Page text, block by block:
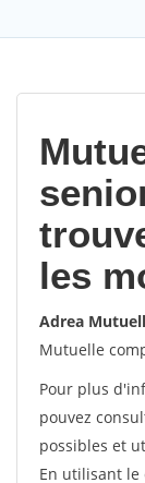
les
Adrea
Mutuelle
Pour plus
pouvez
possibles et
En utilisant le